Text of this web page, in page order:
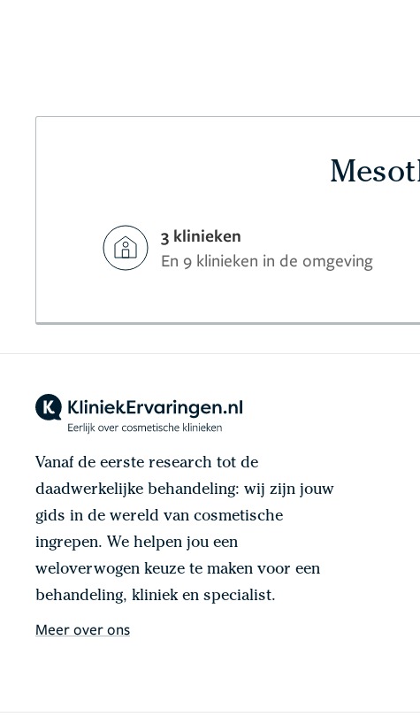
3 klinieken
En 9 klinieken in de omgeving
Vanaf de eerste research tot de
daadwerkelijke behandeling: wij zijn jouw
gids in de wereld van cosmetische
ingrepen. We helpen jou een
weloverwogen keuze te maken voor een
behandeling, kliniek en specialist.
Meer over ons